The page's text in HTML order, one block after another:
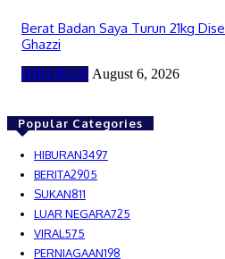
Berat Badan Saya Turun 21kg
Ghazzi
HIBURAN August 6, 2026
Popular Categories
HIBURAN3497
BERITA2905
SUKAN811
LUAR NEGARA725
VIRAL 575
PERNIAGAAN198